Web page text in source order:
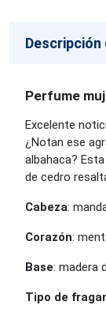
Perfume
Excelente
¿Notan ese
albahaca?
de cedro
Cabeza:
Corazón:
Base: madera
Tipo de